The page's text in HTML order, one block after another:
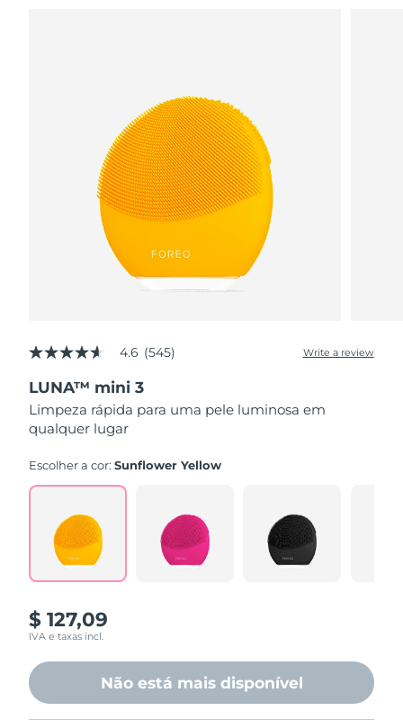
4.6
of
5
stars,
average
value.
Read
545
Same
page
link.
4.6 (545) Write a review
LUNA™ mini 3
Limpeza rápida para uma pele luminosa em
qualquer lugar
Escolher a cor:Sunflower Yellow
$ 127,09
IVA e taxas incl.
Não está mais disponível